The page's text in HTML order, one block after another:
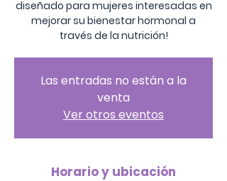
diseñado para mujeres interesadas en
mejorar su bienestar hormonal a
través de la nutrición!
Las entradas no están a la
venta
Ver otros eventos
Horario y ubicación